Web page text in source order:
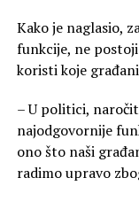
Kako je naglasio,
funkcije, ne
koristi koje
– U politici,
najodgovornije
ono što naši
radimo upravo